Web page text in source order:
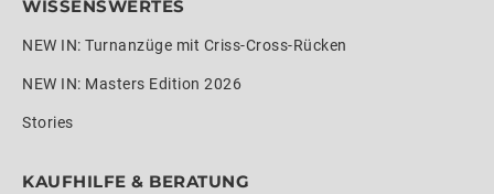
WISSENSWERTES
NEW IN: Turnanzüge mit Criss-Cross-Rücken
NEW IN: Masters Edition 2026
Stories
KAUFHILFE & BERATUNG